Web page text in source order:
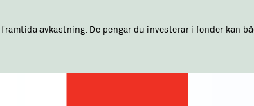
avkastning. De pengar du investerar i fonder kan